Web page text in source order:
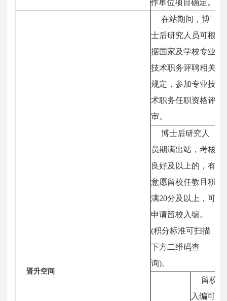
作单位项目确定。
晋升空间
在站期间，博
士后研究人员可根
据国家及学校专业
技术职务评聘相关
规定，参加专业技
术职务任职资格评
审。
博士后研究人
员期满出站，考核
良好及以上的，有
意愿留校任教且积
满20分及以上，可
申请留校入编。
(积分标准可扫描
下方二维码查
询)。
留校
入编可